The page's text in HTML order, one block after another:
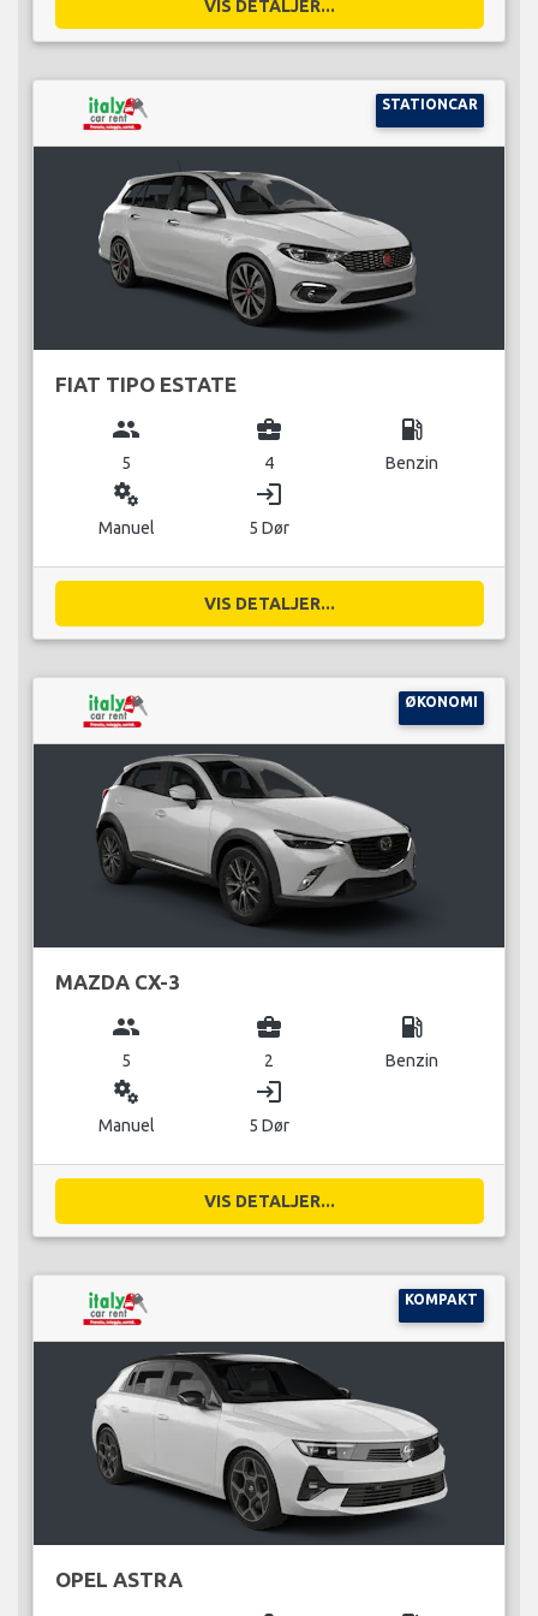
VIS DETALJER...
STATIONCAR
FIAT TIPO ESTATE
group
5
business_center
4
local_gas_station
Benzin
miscellaneous_services
Manuel
login
5 Dør
VIS DETALJER...
ØKONOMI
MAZDA CX-3
group
5
business_center
2
local_gas_station
Benzin
miscellaneous_services
Manuel
login
5 Dør
VIS DETALJER...
KOMPAKT
OPEL ASTRA